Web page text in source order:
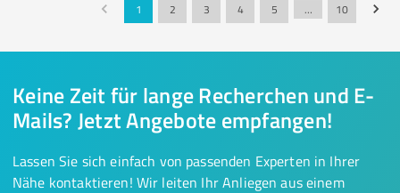
1 2 3 4 5 … 10
Keine Zeit für lange Recherchen und E-
Mails? Jetzt Angebote empfangen!
Lassen Sie sich einfach von passenden Experten in Ihrer
Nähe kontaktieren! Wir leiten Ihr Anliegen aus einem